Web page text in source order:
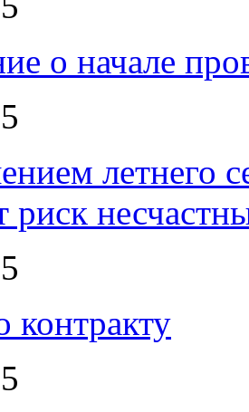
о начале
летнего
риск
контракту